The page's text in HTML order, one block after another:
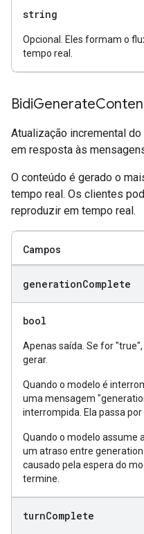
string
Opcional. Eles formam o
tempo real.
BidiGenerate
Atualização incremental
em resposta às
O conteúdo é gerado o
tempo real. Os clientes
reproduzir em tempo real.
Campos
generationComplete
bool
Apenas saída. Se for
gerar.
Quando o modelo é
uma mensagem
interrompida. Ela passa
Quando o modelo assume
um atraso entre
causado pela espera do
termine.
turnComplete